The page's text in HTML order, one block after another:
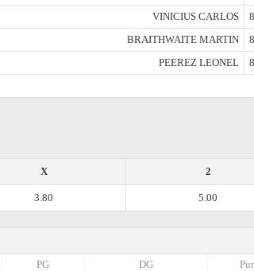
VINICIUS CARLOS
BRAITHWAITE MARTIN
PEEREZ LEONEL
2
X
5.00
3.80
DG
PG